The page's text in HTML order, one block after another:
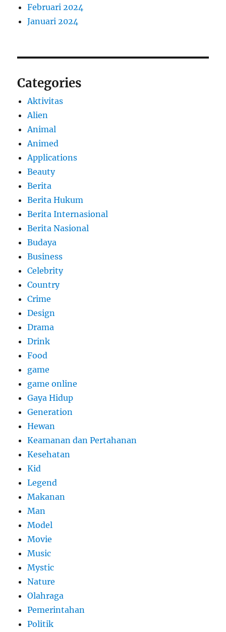
Februari 2024
Januari 2024
Categories
Aktivitas
Alien
Animal
Animed
Applications
Beauty
Berita
Berita Hukum
Berita Internasional
Berita Nasional
Budaya
Business
Celebrity
Country
Crime
Design
Drama
Drink
Food
game
game online
Gaya Hidup
Generation
Hewan
Keamanan dan Pertahanan
Kesehatan
Kid
Legend
Makanan
Man
Model
Movie
Music
Mystic
Nature
Olahraga
Pemerintahan
Politik